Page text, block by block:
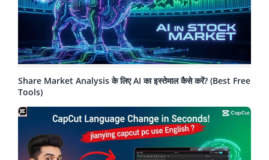
Share Market Analysis के लिए AI का इस्तेमाल कैसे करें? (Best Free
Tools)